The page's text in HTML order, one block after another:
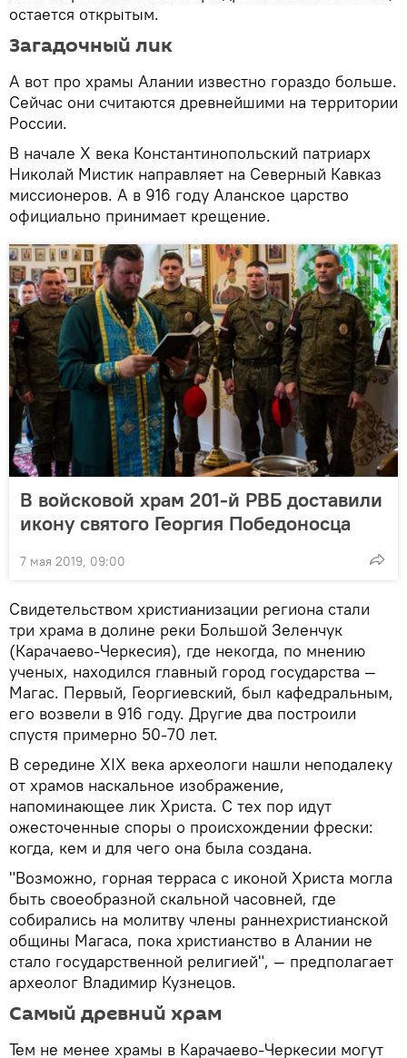
остается открытым.
Загадочный лик
А вот про храмы Алании известно гораздо больше.
Сейчас они считаются древнейшими на территории
России.
В начале X века Константинопольский патриарх
Николай Мистик направляет на Северный Кавказ
миссионеров. А в 916 году Аланское царство
официально принимает крещение.
В войсковой храм 201-й РВБ доставили
икону святого Георгия Победоносца
7 мая 2019, 09:00
Свидетельством христианизации региона стали
три храма в долине реки Большой Зеленчук
(Карачаево-Черкесия), где некогда, по мнению
ученых, находился главный город государства —
Магас. Первый, Георгиевский, был кафедральным,
его возвели в 916 году. Другие два построили
спустя примерно 50-70 лет.
В середине XIX века археологи нашли неподалеку
от храмов наскальное изображение,
напоминающее лик Христа. С тех пор идут
ожесточенные споры о происхождении фрески:
когда, кем и для чего она была создана.
"Возможно, горная терраса с иконой Христа могла
быть своеобразной скальной часовней, где
собирались на молитву члены раннехристианской
общины Магаса, пока христианство в Алании не
стало государственной религией", — предполагает
археолог Владимир Кузнецов.
Самый древний храм
Тем не менее храмы в Карачаево-Черкесии могут